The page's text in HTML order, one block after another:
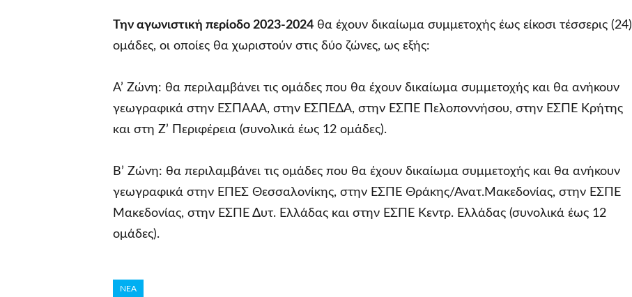
Την αγωνιστική περίοδο 2023-2024 θα έχουν δικαίωμα συμμετοχής έως είκοσι τέσσερις (24)
ομάδες, οι οποίες θα χωριστούν στις δύο ζώνες, ως εξής:
Α’ Ζώνη: θα περιλαμβάνει τις ομάδες που θα έχουν δικαίωμα συμμετοχής και θα ανήκουν
γεωγραφικά στην ΕΣΠΑΑΑ, στην ΕΣΠΕΔΑ, στην ΕΣΠΕ Πελοποννήσου, στην ΕΣΠΕ Κρήτης
και στη Ζ’ Περιφέρεια (συνολικά έως 12 ομάδες).
Β’ Ζώνη: θα περιλαμβάνει τις ομάδες που θα έχουν δικαίωμα συμμετοχής και θα ανήκουν
γεωγραφικά στην ΕΠΕΣ Θεσσαλονίκης, στην ΕΣΠΕ Θράκης/Ανατ.Μακεδονίας, στην ΕΣΠΕ
Μακεδονίας, στην ΕΣΠΕ Δυτ. Ελλάδας και στην ΕΣΠΕ Κεντρ. Ελλάδας (συνολικά έως 12
ομάδες).
ΝΕΑ